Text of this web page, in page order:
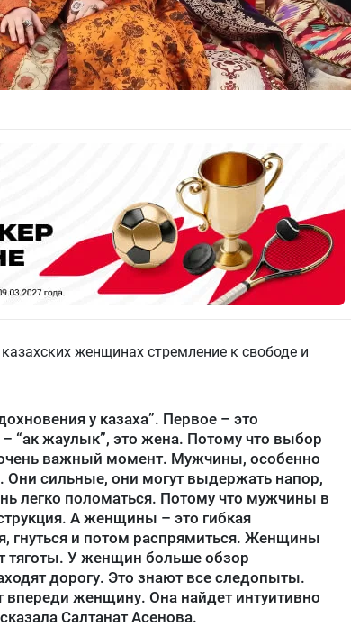
женщинах стремление к свободе и
у казаха”. Первое – это
“ак жаулык”, это жена. Потому что выбор
важный момент. Мужчины, особенно
сильные, они могут выдержать напор,
легко поломаться. Потому что мужчины в
А женщины – это гибкая
гнуться и потом распрямиться. Женщины
тяготы. У женщин больше обзор
дорогу. Это знают все следопыты.
впереди женщину. Она найдет интуитивно
Салтанат Асенова.